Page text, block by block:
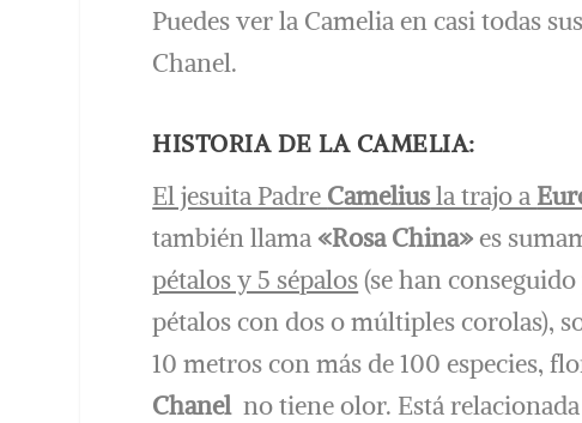
Puedes ver la Camelia en casi todas
Chanel.
HISTORIA DE LA CAMELIA:
El jesuita Padre Cameliusla trajo a
también llama «Rosa China»es
pétalos y 5 sépalos(se han
pétalos con dos o múltiples corolas),
10 metros con más de 100 especies,
Chanel no tiene olor. Está